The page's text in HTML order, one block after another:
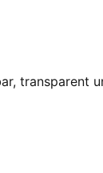
transparent